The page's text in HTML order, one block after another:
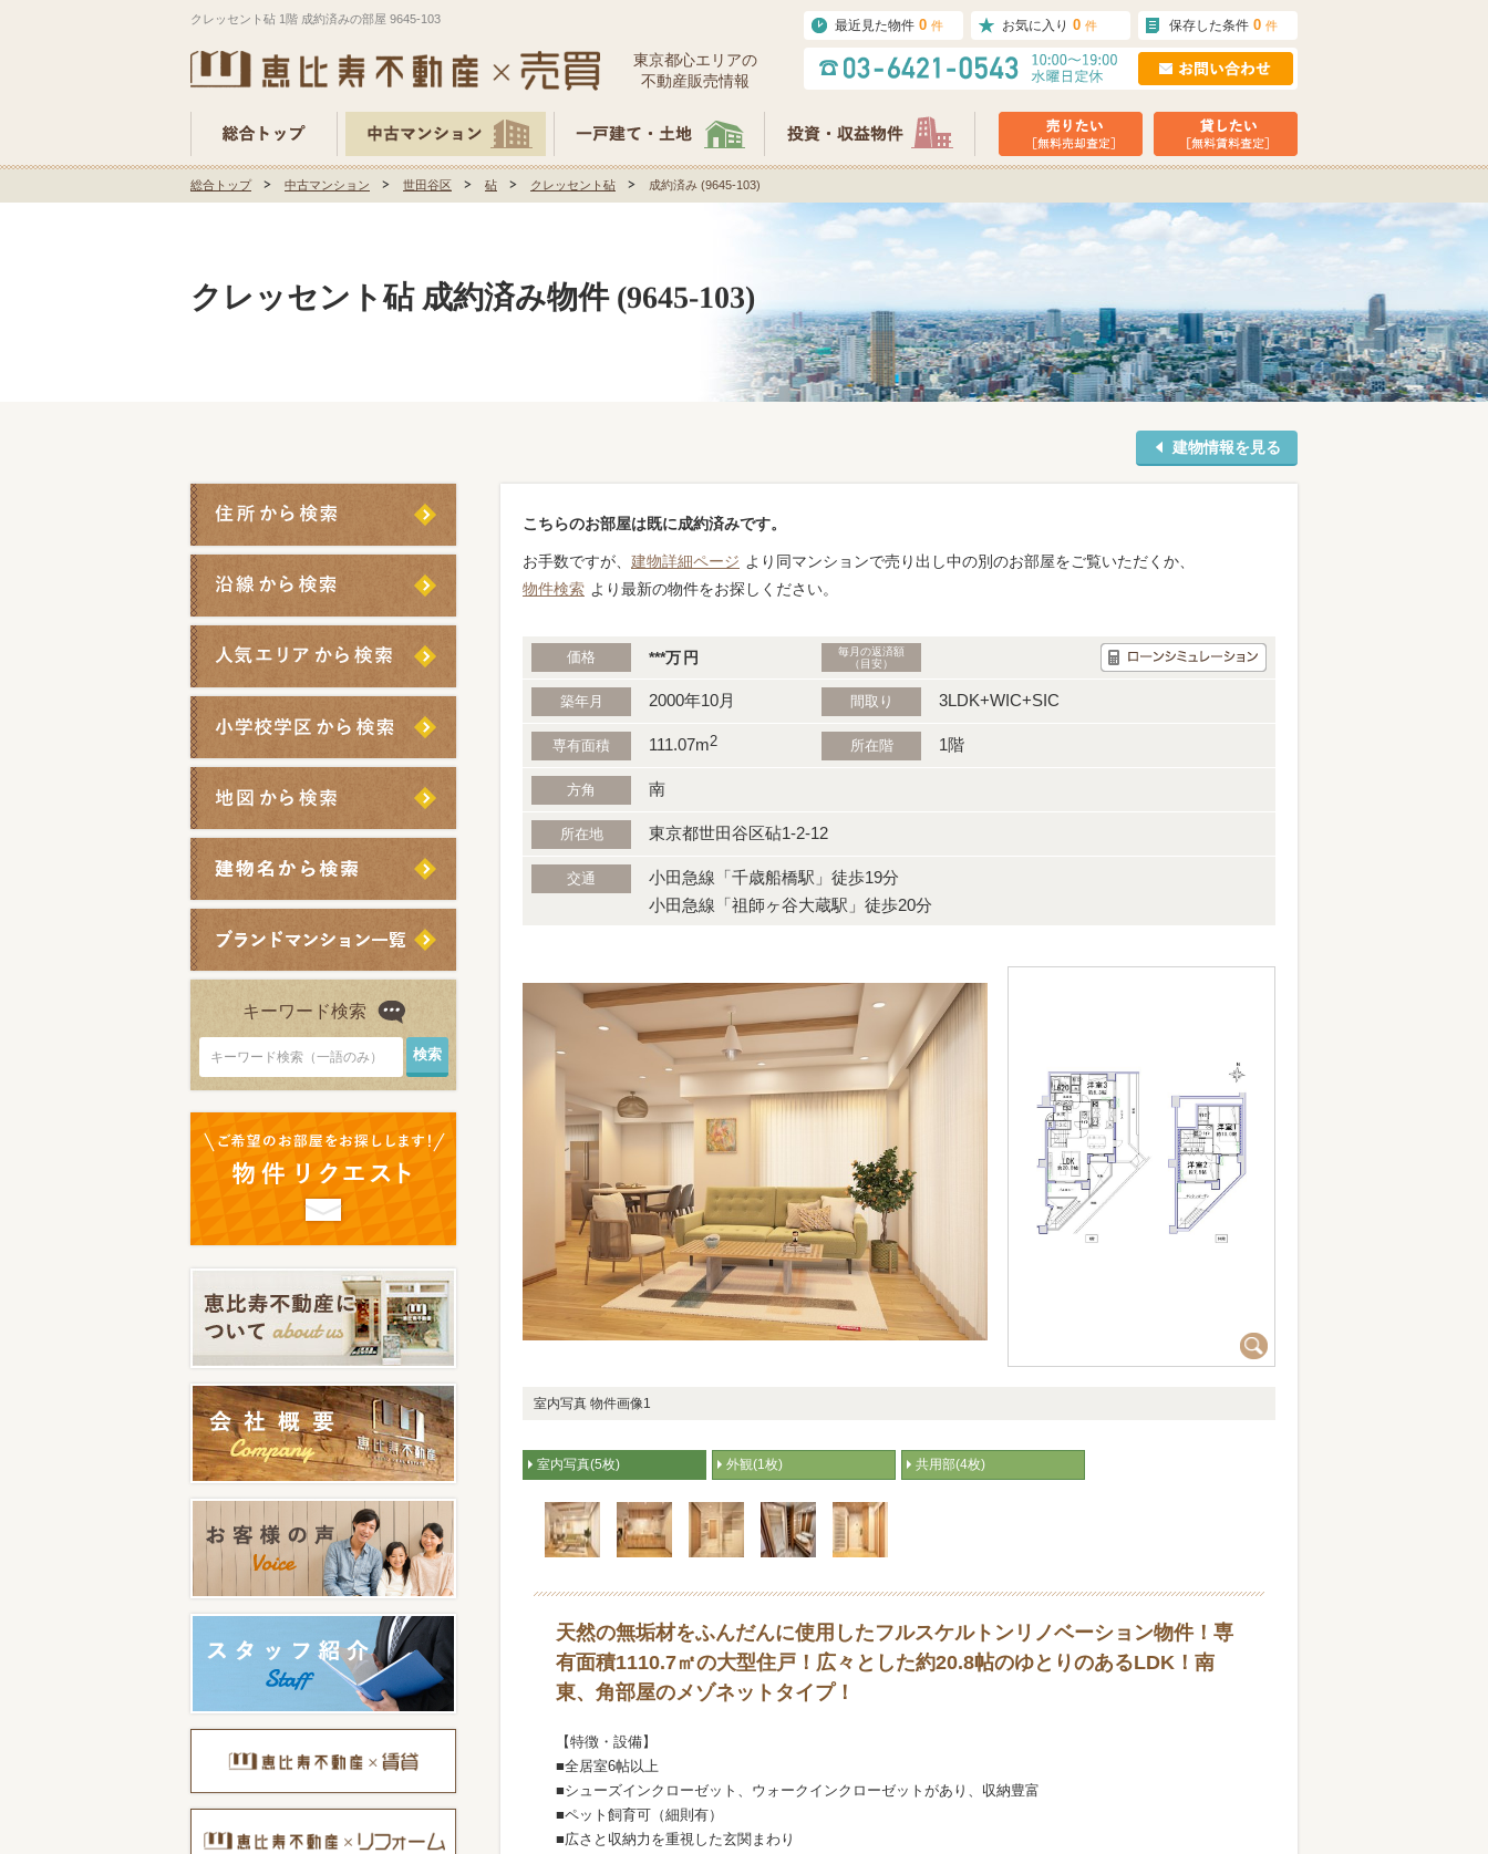
クレッセント砧 1階 成約済みの部屋 9645-103
東京都⼼エリアの
不動産販売情報
最近見た物件 0 件 お気に入り 0 件 保存した条件 0 件
総合トップ 中古マンション 世田谷区 砧 クレッセント砧 成約済み (9645-103)
クレッセント砧 成約済み物件 (9645-103)
建物情報を見る
キーワード検索
キーワード検索（一語のみ）
こちらのお部屋は既に成約済みです。
お手数ですが、 建物詳細ページ より同マンションで売り出し中の別のお部屋をご覧いただくか、
物件検索 より最新の物件をお探しください。
価格 ***万 円
毎月の返済額
（目安）
築年月 2000年10月 間取り 3LDK+WIC+SIC
専有面積 111.07m2 所在階 1階
方角 南
所在地 東京都世田谷区砧1-2-12
交通
小田急線「千歳船橋駅」徒歩19分
小田急線「祖師ヶ谷大蔵駅」徒歩20分
室内写真 物件画像1
室内写真(5枚) 外観(1枚) 共用部(4枚)
天然の無垢材をふんだんに使用したフルスケルトンリノベーション物件！専
有面積1110.7㎡の大型住戸！広々とした約20.8帖のゆとりのあるLDK！南
東、角部屋のメゾネットタイプ！
【特徴・設備】
■全居室6帖以上
■シューズインクローゼット、ウォークインクローゼットがあり、収納豊富
■ペット飼育可（細則有）
■広さと収納力を重視した玄関まわり